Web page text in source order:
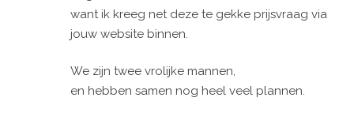
want ik kreeg net deze te gekke prijsvraag via
jouw website binnen.
We zijn twee vrolijke mannen,
en hebben samen nog heel veel plannen.